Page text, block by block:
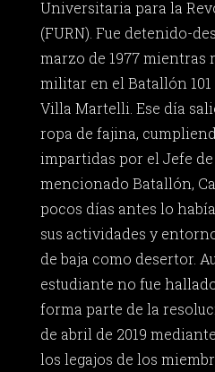
Universitaria para la
(FURN). Fue detenido-
marzo de 1977 mientras
militar en el Batallón
Villa Martelli. Ese día
ropa de fajina,
impartidas por el Jefe
mencionado Batallón,
pocos días antes lo
sus actividades y
de baja como desertor.
estudiante no fue
forma parte de la
de abril de 2019
los legajos de los